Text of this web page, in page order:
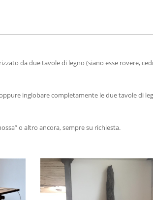
da due tavole di legno (siano esse rovere,
inglobare completamente le due tavole di
o altro ancora, sempre su richiesta.